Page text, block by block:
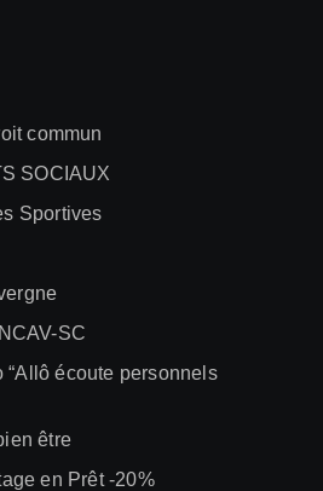
commun
SOCIAUX
Sportives
SC
“Allô écoute personnels
être
en Prêt -20%